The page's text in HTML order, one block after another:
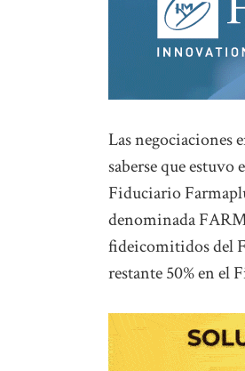
Las negociaciones
saberse que
Fiduciario
denominada
fideicomitidos del
restante 50% en el